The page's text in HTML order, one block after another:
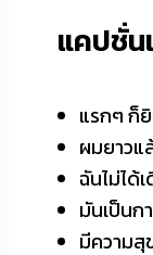
แคปชั่น
แรกๆ ก็
ผมยาวแ
ฉันไม่ได้
มันเป็นก
มีความสุ